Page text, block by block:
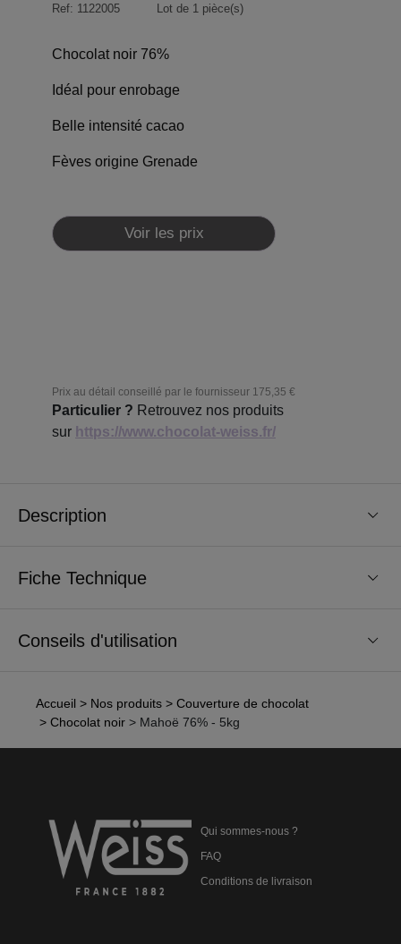
Ref: 1122005 Lot de 1 pièce(s)
Chocolat noir 76%
Idéal pour enrobage
Belle intensité cacao
Fèves origine Grenade
Voir les prix
Prix au détail conseillé par le fournisseur 175,35 €
Particulier ? Retrouvez nos produits
sur https://www.chocolat-weiss.fr/
Description
Fiche Technique
Conseils d'utilisation
Accueil > Nos produits > Couverture de chocolat
> Chocolat noir > Mahoë 76% - 5kg
Qui sommes-nous ?
FAQ
Conditions de livraison